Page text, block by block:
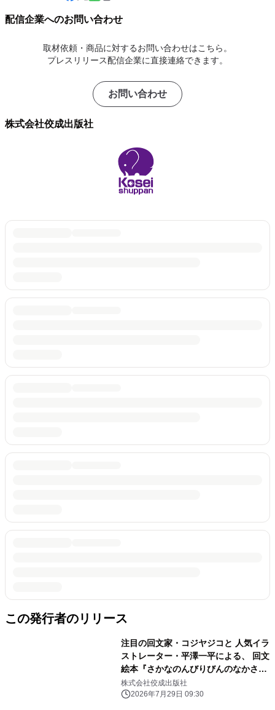
配信企業へのお問い合わせ
取材依頼・商品に対するお問い合わせはこちら。
プレスリリース配信企業に直接連絡できます。
お問い合わせ
株式会社佼成出版社
この発行者のリリース
注目の回文家・コジヤジコと 人気イラ
ストレーター・平澤一平による、 回文
絵本『さかなのんびりびんのなかさ』
が7月30日に発売
株式会社佼成出版社
2026年7月29日 09:30